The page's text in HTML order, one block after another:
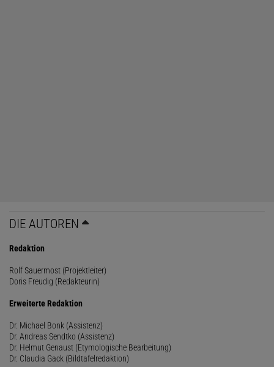
DIE AUTOREN
Redaktion
Rolf Sauermost (Projektleiter)
Doris Freudig (Redakteurin)
Erweiterte Redaktion
Dr. Michael Bonk (Assistenz)
Dr. Andreas Sendtko (Assistenz)
Dr. Helmut Genaust (Etymologische Bearbeitung)
Dr. Claudia Gack (Bildtafelredaktion)